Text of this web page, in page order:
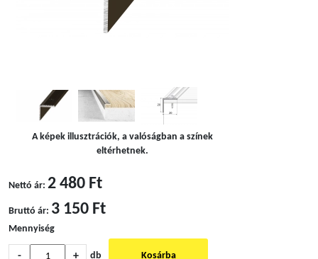
A képek illusztrációk, a valóságban a színek
eltérhetnek.
Nettó ár: 2 480 Ft
Bruttó ár: 3 150 Ft
Mennyiség
- + db Kosárba